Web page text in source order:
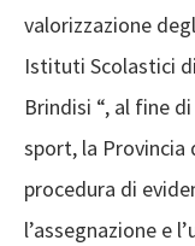
valorizzazione
Istituti Scolastici
Brindisi “, al fine
sport, la Provincia
procedura di
l’assegnazione e